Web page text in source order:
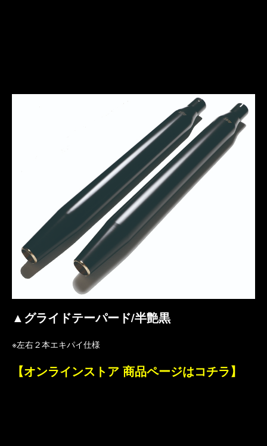
▲グライドテーパード/半艶黒
※左右２本エキパイ仕様
【オンラインストア 商品ページはコチラ】